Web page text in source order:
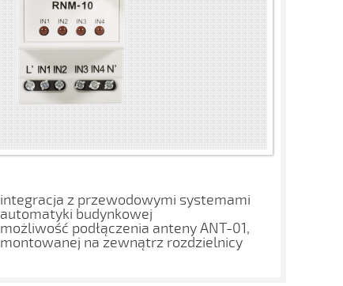
integracja z przewodowymi systemami
automatyki budynkowej
możliwość podłączenia anteny ANT-01,
montowanej na zewnątrz rozdzielnicy